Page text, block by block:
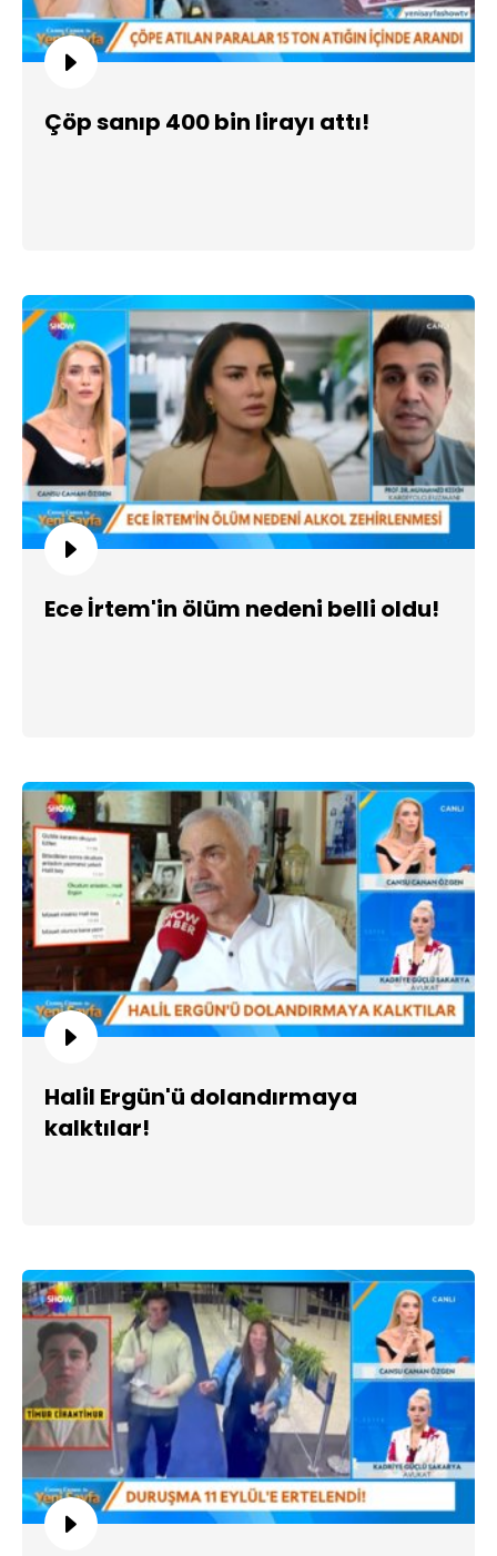
Çöp sanıp 400 bin lirayı attı!
Ece İrtem'in ölüm nedeni belli oldu!
Halil Ergün'ü dolandırmaya
kalktılar!